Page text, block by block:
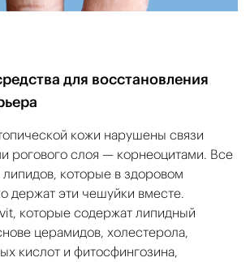
для восстановления
кожи нарушены связи
рогового слоя — корнеоцитами. Все
липидов, которые в здоровом
держат эти чешуйки вместе.
которые содержат липидный
церамидов, холестерола,
кислот и фитосфингозина,